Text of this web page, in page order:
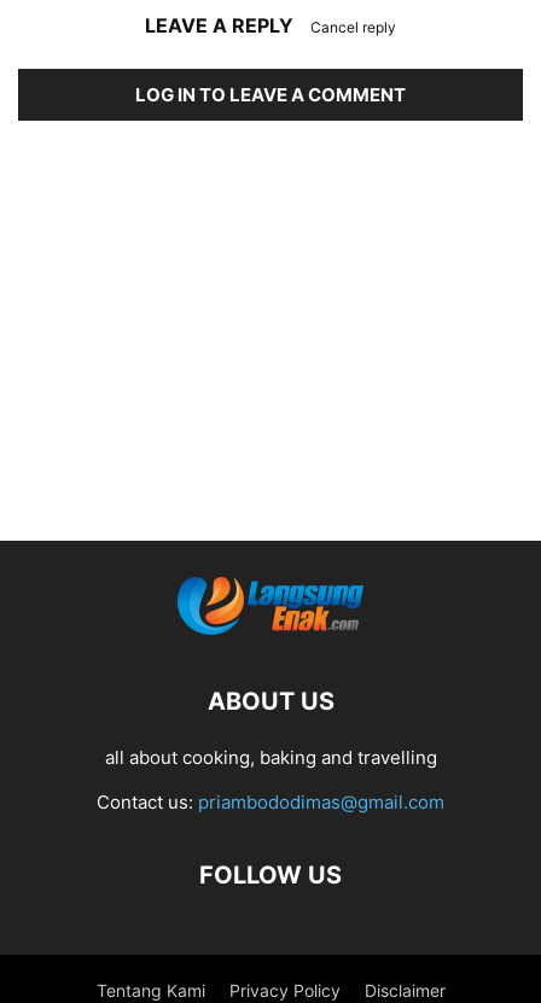
LEAVE A REPLY Cancel reply
LOG IN TO LEAVE A COMMENT
ABOUT US
all about cooking, baking and travelling
Contact us: priambododimas@gmail.com
FOLLOW US
Tentang Kami Privacy Policy Disclaimer